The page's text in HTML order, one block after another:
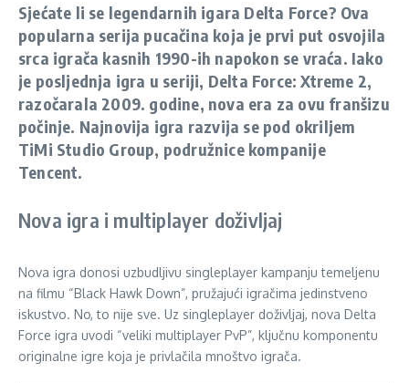
Sjećate li se legendarnih igara Delta Force? Ova
popularna serija pucačina koja je prvi put osvojila
srca igrača kasnih 1990-ih napokon se vraća. Iako
je posljednja igra u seriji, Delta Force: Xtreme 2,
razočarala 2009. godine, nova era za ovu franšizu
počinje. Najnovija igra razvija se pod okriljem
TiMi Studio Group, podružnice kompanije
Tencent.
Nova igra i multiplayer doživljaj
Nova igra donosi uzbudljivu singleplayer kampanju temeljenu
na filmu “Black Hawk Down”, pružajući igračima jedinstveno
iskustvo. No, to nije sve. Uz singleplayer doživljaj, nova Delta
Force igra uvodi “veliki multiplayer PvP”, ključnu komponentu
originalne igre koja je privlačila mnoštvo igrača.